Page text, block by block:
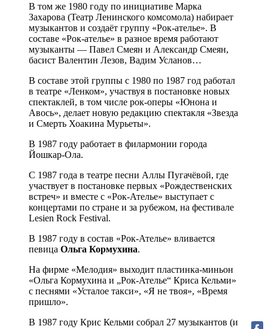
В том же 1980 году по инициативе Марка
Захарова (Театр Ленинского комсомола) набирает
музыкантов и создаёт группу «Рок-ателье». В
составе «Рок-ателье» в разное время работают
музыканты — Павел Смеян и Александр Смеян,
басист Валентин Лезов, Вадим Усланов…
В составе этой группы с 1980 по 1987 год работал
в театре «Ленком», участвуя в постановке новых
спектаклей, в том числе рок-оперы «Юнона и
Авось», делает новую редакцию спектакля «Звезда
и Смерть Хоакина Мурьеты».
В 1987 году работает в филармонии города
Йошкар-Ола.
С 1987 года в театре песни Аллы Пугачёвой, где
участвует в постановке первых «Рождественских
встреч» и вместе с «Рок-Ателье» выступает с
концертами по стране и за рубежом, на фестивале
Lesien Rock Festival.
В 1987 году в состав «Рок-Ателье» вливается
певица Ольга Кормухина.
На фирме «Мелодия» выходит пластинка-миньон
«Ольга Кормухина и „Рок-Ателье“ Криса Кельми»
с песнями «Усталое такси», «Я не твоя», «Время
пришло».
В 1987 году Крис Кельми собрал 27 музыкантов (и